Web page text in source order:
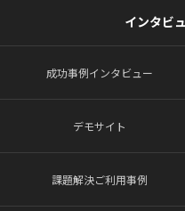
インタビ
成功事例インタビュー
デモサイト
課題解決ご利用事例